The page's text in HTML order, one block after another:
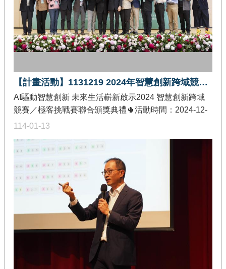
completing the multifaceted applications of LLMs,
including extensions to action taking, speech
recognition, and speech synthesis. Through a series of
case studies and practical demonstrations, attendees
state and future potential of large language models in
various industries.
【計畫活動】1131219 2024年智慧創新跨域競賽/極客挑戰賽聯合頒獎典禮
114-01-13
AI驅動智慧創新 未來生活嶄新啟示2024 智慧創新跨域
競賽／極客挑戰賽聯合頒獎典禮🌵活動時間：2024-12-
19🌵活動地點：政大公企中心2樓🌵發佈單位：教育部
容：辦理 智慧創新跨域競賽/極客挑戰賽聯合頒獎典禮，
來自全國30所大專校院、176名跨域創作與程式設計高
手獲獎， 除了頒發獎狀以及新臺幣5千元至10萬元不等
的獎金，以鼓勵獲獎學生的傑出表現。因應智慧國家發
展願景，支持我國各產業轉型升級需求，教育部推動智
慧創新關鍵人才躍升計畫，聚焦在多媒體與人機互動、
物聯網與區塊鏈、大數據與雲原生、系統軟體、量子計
算等資訊軟體核心技術領域，重點培育素質優良的智慧
創新關鍵人才，培養學生跨域實作能力，使學生具備產
業競爭力。本次頒獎典禮除了競賽得獎隊伍進行受獎